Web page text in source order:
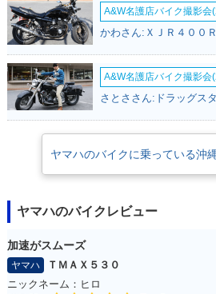
A&W名護店バイク撮影
かわさん:ＸＪＲ４００
A&W名護店バイク撮影
ヤマハのバイクに乗っている沖
ヤマハのバイクレビュー
加速がスムーズ
ヤマハ
ＴＭＡＸ５３０
ニックネーム：ヒロ